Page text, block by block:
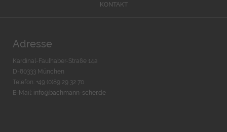
KONTAKT
Adresse
Kardinal-Faulhaber-Straße 14a
D-80333 München
Telefon: +49 (0)89 29 32 70
E-Mail: info@bachmann-scher.de